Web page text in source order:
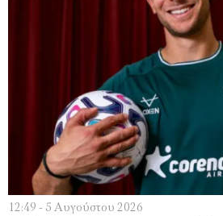
12:49 - 5 Αυγούστου 2026